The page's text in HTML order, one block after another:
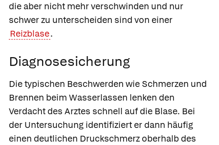
die aber nicht mehr verschwinden und nur
schwer zu unterscheiden sind von einer
Reizblase.
Diagnosesicherung
Die typischen Beschwerden wie Schmerzen und
Brennen beim Wasserlassen lenken den
Verdacht des Arztes schnell auf die Blase. Bei
der Untersuchung identifiziert er dann häufig
einen deutlichen Druckschmerz oberhalb des